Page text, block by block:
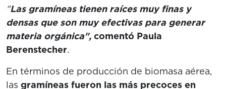
"Las gramíneas tienen raíces muy finas y
densas que son muy efectivas para generar
materia orgánica", comentó Paula
Berenstecher.
En términos de producción de biomasa aérea,
las gramíneas fueron las más precoces en